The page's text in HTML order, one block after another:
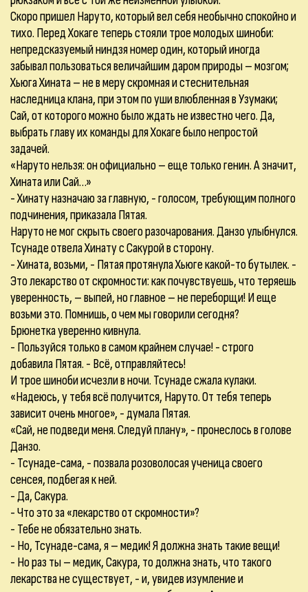
Скоро пришел Наруто, который вел себя необычно спокойно и
тихо. Перед Хокаге теперь стояли трое молодых шиноби:
непредсказуемый ниндзя номер один, который иногда
забывал пользоваться величайшим даром природы – мозгом;
Хьюга Хината – не в меру скромная и стеснительная
наследница клана, при этом по уши влюбленная в Узумаки;
Сай, от которого можно было ждать не известно чего. Да,
выбрать главу их команды для Хокаге было непростой
задачей.
«Наруто нельзя: он официально – еще только генин. А значит,
Хината или Сай…»
- Хинату назначаю за главную, - голосом, требующим полного
подчинения, приказала Пятая.
Наруто не мог скрыть своего разочарования. Данзо улыбнулся.
Тсунаде отвела Хинату с Сакурой в сторону.
- Хината, возьми, - Пятая протянула Хьюге какой-то бутылек. -
Это лекарство от скромности: как почувствуешь, что теряешь
уверенность, – выпей, но главное – не переборщи! И еще
возьми это. Помнишь, о чем мы говорили сегодня?
Брюнетка уверенно кивнула.
- Пользуйся только в самом крайнем случае! - строго
добавила Пятая. - Всё, отправляйтесь!
И трое шиноби исчезли в ночи. Тсунаде сжала кулаки.
«Надеюсь, у тебя всё получится, Наруто. От тебя теперь
зависит очень многое», - думала Пятая.
«Сай, не подведи меня. Следуй плану», - пронеслось в голове
Данзо.
- Тсунаде-сама, - позвала розоволосая ученица своего
сенсея, подбегая к ней.
- Да, Сакура.
- Что это за «лекарство от скромности»?
- Тебе не обязательно знать.
- Но, Тсунаде-сама, я – медик! Я должна знать такие вещи!
- Но раз ты – медик, Сакура, то должна знать, что такого
лекарства не существует, - и, увидев изумление и